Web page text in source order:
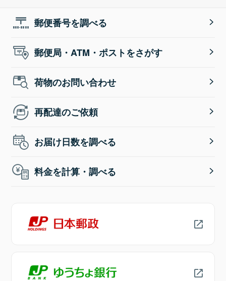
郵便番号を調べる
郵便局・ATM・ポストをさがす
荷物のお問い合わせ
再配達のご依頼
お届け日数を調べる
料金を計算・調べる